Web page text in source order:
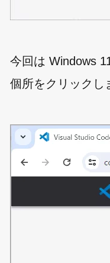
今回は Windows
個所をクリックし